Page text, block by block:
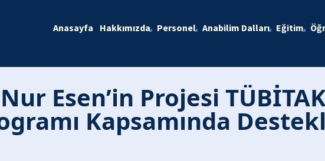
Anasayfa Hakkımızda Personel Anabilim Dalları Eğitim
Esen’in Projesi
Kapsamında